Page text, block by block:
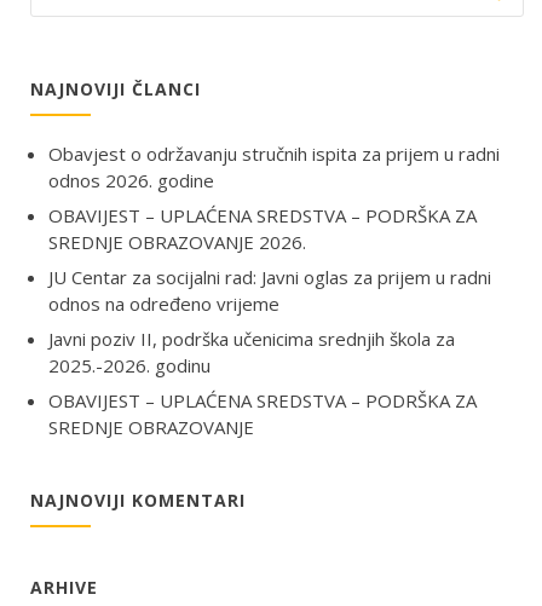
NAJNOVIJI ČLANCI
Obavjest o održavanju stručnih ispita za prijem u radni
odnos 2026. godine
OBAVIJEST – UPLAĆENA SREDSTVA – PODRŠKA ZA
SREDNJE OBRAZOVANJE 2026.
JU Centar za socijalni rad: Javni oglas za prijem u radni
odnos na određeno vrijeme
Javni poziv II, podrška učenicima srednjih škola za
2025.-2026. godinu
OBAVIJEST – UPLAĆENA SREDSTVA – PODRŠKA ZA
SREDNJE OBRAZOVANJE
NAJNOVIJI KOMENTARI
ARHIVE